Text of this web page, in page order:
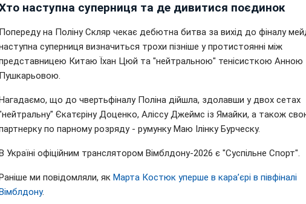
наступна суперниця та де дивитися поєдинок
Попереду на Поліну Скляр чекає дебютна битва за вихід до фіналу
суперниця визначиться трохи пізніше у протистоянні між
Китаю Їхан Цюй та "нейтральною" тенісисткою Анною
Пушкарьовою.
Нагадаємо, що до чвертьфіналу Поліна дійшла, здолавши у двох сетах
Єкатєріну Доценко, Аліссу Джеймс із Ямайки, а також
по парному розряду - румунку Маю Ілінку Бурческу.
В Україні офіційним транслятором Вімблдону-2026 є "Суспільне Спорт".
Раніше ми повідомляли, як Марта Костюк уперше в караʼєрі в півфіналі
Вімблдону.